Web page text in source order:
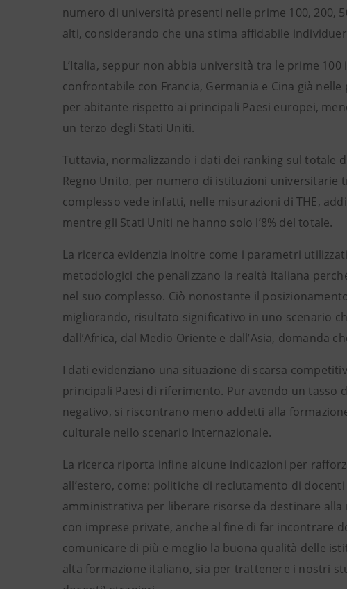
numero di università presenti nelle prime 100, 200,
alti, considerando che una stima affidabile
L’Italia, seppur non abbia università tra le prime
confrontabile con Francia, Germania e Cina già
per abitante rispetto ai principali Paesi europei,
un terzo degli Stati Uniti.
Tuttavia, normalizzando i dati dei ranking sul totale
Regno Unito, per numero di istituzioni universitarie
complesso vede infatti, nelle misurazioni di THE,
mentre gli Stati Uniti ne hanno solo l’8% del totale.
La ricerca evidenzia inoltre come i parametri
metodologici che penalizzano la realtà italiana
nel suo complesso. Ciò nonostante il
migliorando, risultato significativo in uno scenario
dall’Africa, dal Medio Oriente e dall’Asia, domanda
I dati evidenziano una situazione di scarsa
principali Paesi di riferimento. Pur avendo un tasso
negativo, si riscontrano meno addetti alla
culturale nello scenario internazionale.
La ricerca riporta infine alcune indicazioni per
all’estero, come: politiche di reclutamento di
amministrativa per liberare risorse da destinare
con imprese private, anche al fine di far incontrare
comunicare di più e meglio la buona qualità delle
alta formazione italiano, sia per trattenere i nostri